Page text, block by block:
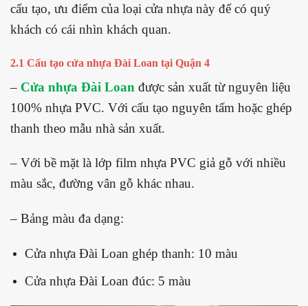
cấu tạo, ưu điểm của loại cửa nhựa này để có quý
khách có cái nhìn khách quan.
2.1 Cấu tạo cửa nhựa Đài Loan tại Quận 4
– Cửa nhựa Đài Loan được sản xuất từ nguyên liệu
100% nhựa PVC. Với cấu tạo nguyên tấm hoặc ghép
thanh theo mẫu nhà sản xuất.
– Với bề mặt là lớp film nhựa PVC giả gỗ với nhiều
màu sắc, đường vân gỗ khác nhau.
– Bảng màu đa dạng:
Cửa nhựa Đài Loan ghép thanh: 10 màu
Cửa nhựa Đài Loan đúc: 5 màu